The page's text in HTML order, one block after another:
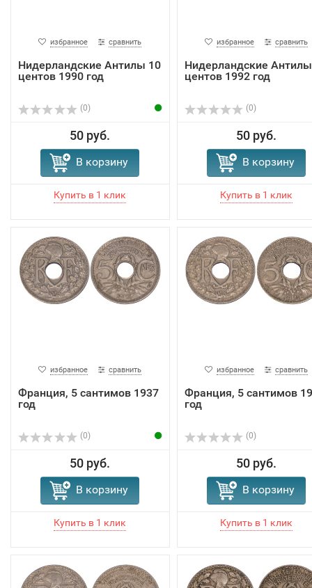
избранное сравнить
Нидерландские Антилы 10
центов 1990 год
(0)
50 руб.
В корзину
избранное сравнить
Нидерландские
центов 1992 год
(0)
50 руб.
В корзину
избранное сравнить
Франция, 5 сантимов 1937
год
(0)
50 руб.
В корзину
избранное сравнить
Франция, 5 сантимов
год
(0)
50 руб.
В корзину